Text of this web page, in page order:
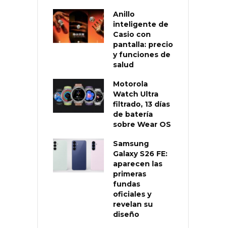
Anillo
inteligente de
Casio con
pantalla: precio
y funciones de
salud
Motorola
Watch Ultra
filtrado, 13 días
de batería
sobre Wear OS
Samsung
Galaxy S26 FE:
aparecen las
primeras
fundas
oficiales y
revelan su
diseño